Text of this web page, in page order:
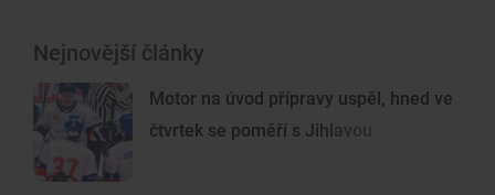
Nejnovější články
Motor na úvod přípravy uspěl, hned ve
čtvrtek se poměří s Jihlavou